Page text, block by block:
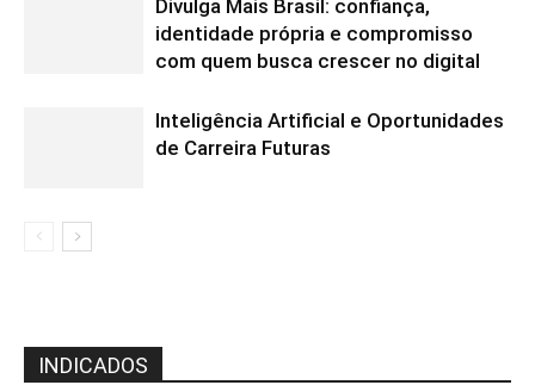
Divulga Mais Brasil: confiança,
identidade própria e compromisso
com quem busca crescer no digital
Inteligência Artificial e Oportunidades
de Carreira Futuras
INDICADOS